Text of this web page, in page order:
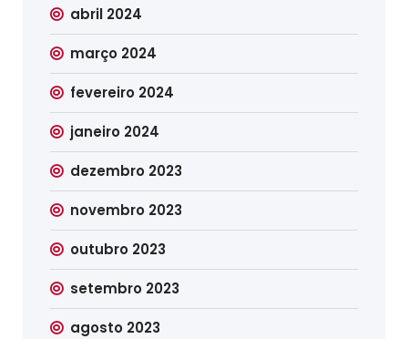
abril 2024
março 2024
fevereiro 2024
janeiro 2024
dezembro 2023
novembro 2023
outubro 2023
setembro 2023
agosto 2023